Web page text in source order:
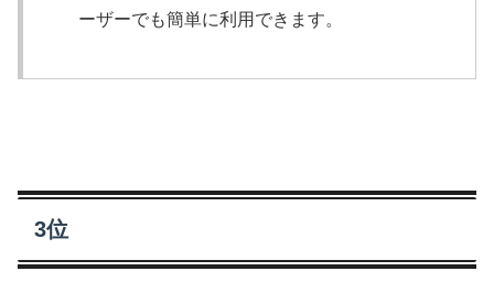
ーザーでも簡単に利用できます。
3位